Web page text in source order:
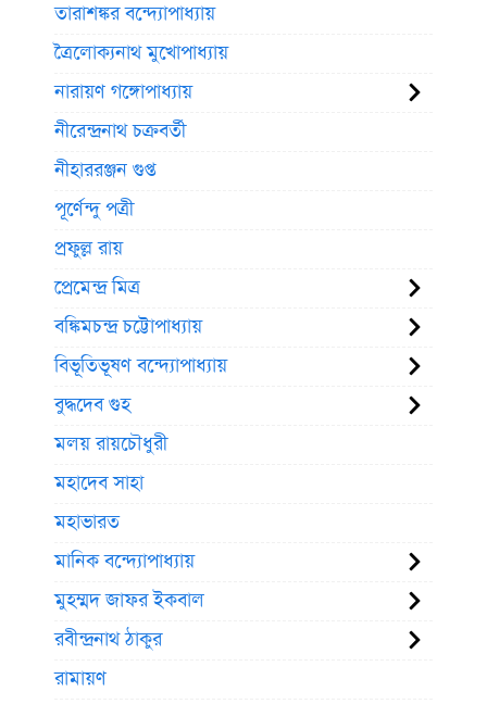
তারাশঙ্কর বন্দ্যোপাধ্যায়
ত্রৈলোক্যনাথ মুখোপাধ্যায়
নারায়ণ গঙ্গোপাধ্যায়
নীরেন্দ্রনাথ চক্রবর্তী
নীহাররঞ্জন গুপ্ত
পূর্ণেন্দু পত্রী
প্রফুল্ল রায়
প্রেমেন্দ্র মিত্র
বঙ্কিমচন্দ্র চট্টোপাধ্যায়
বিভূতিভূষণ বন্দ্যোপাধ্যায়
বুদ্ধদেব গুহ
মলয় রায়চৌধুরী
মহাদেব সাহা
মহাভারত
মানিক বন্দ্যোপাধ্যায়
মুহম্মদ জাফর ইকবাল
রবীন্দ্রনাথ ঠাকুর
রামায়ণ